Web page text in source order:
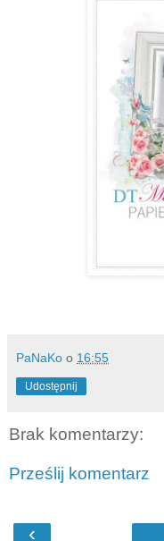
PaNaKo o 16:55
Udostępnij
Brak komentarzy:
Prześlij komentarz
‹